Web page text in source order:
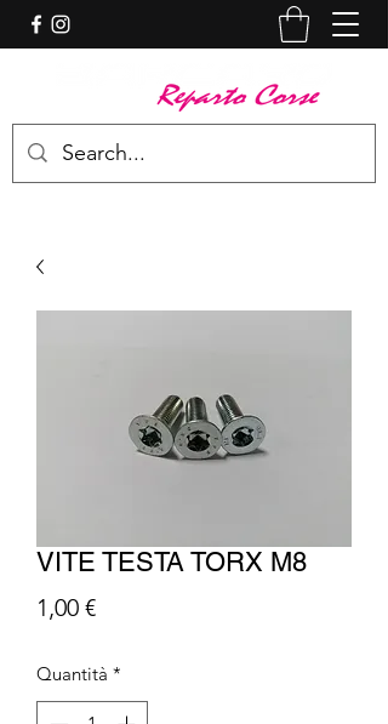
VITE TESTA TORX M8
1,00 €Prezzo
Quantità *